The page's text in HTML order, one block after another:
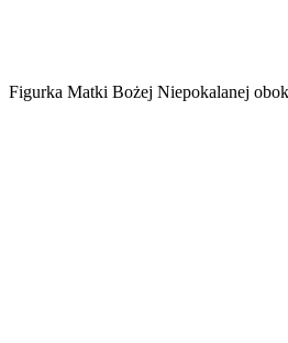
Figurka Matki Bożej Niepokalanej